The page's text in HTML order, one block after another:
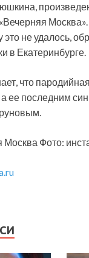
это не удалось,
в Екатеринбурге.
что
ее последним
Москва Фото: